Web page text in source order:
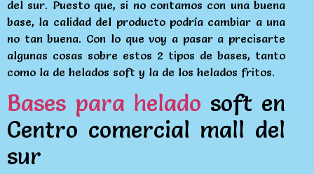
del sur. Puesto que, si no contamos con una buena
base, la calidad del producto podría cambiar a una
no tan buena. Con lo que voy a pasar a precisarte
algunas cosas sobre estos 2 tipos de bases, tanto
como la de helados soft y la de los helados fritos.
Bases para helado soft en
Centro comercial mall del
sur